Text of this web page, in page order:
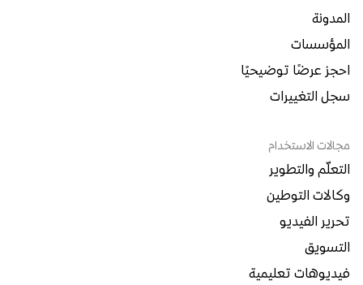
المدونة
المؤسسات
احجز عرضًا توضيحيًا
سجل التغييرات
مجالات الاستخدام
التعلّم والتطوير
وكالات التوطين
تحرير الفيديو
التسويق
فيديوهات تعليمية